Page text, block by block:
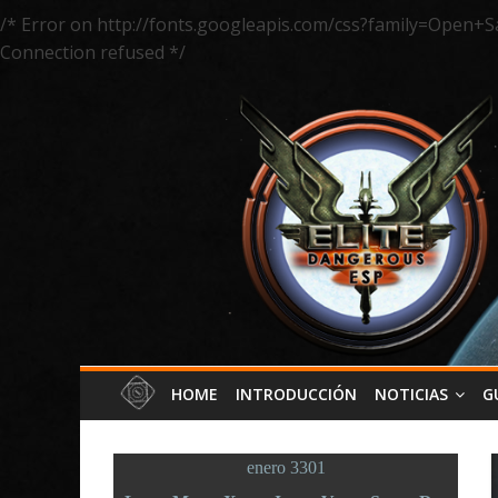
/* Error on http://fonts.googleapis.com/
Connection refused */
HOME INTRODUCCIÓN NOTICIAS
enero 3301